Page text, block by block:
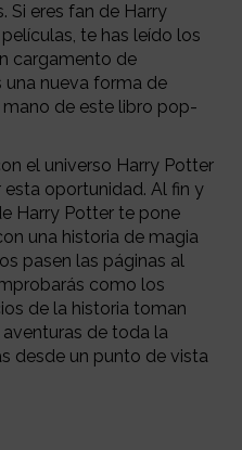
Si eres fan de Harry
te has leído los
cargamento de
una nueva forma de
mano de este libro pop-
el universo Harry Potter
oportunidad. Al fin y
Harry Potter te pone
una historia de magia
pasen las páginas al
como los
de la historia toman
de toda la
desde un punto de vista